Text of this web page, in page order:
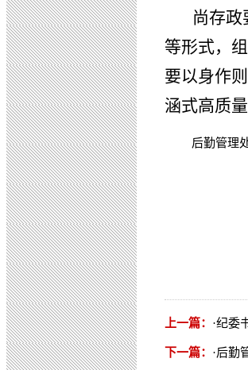
尚存政
等形式，
要以身作
涵式高质
后勤管理
上一篇： ·纪委
下一篇： ·后勤